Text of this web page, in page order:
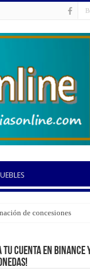
de concesiones
tu cuenta en Binance